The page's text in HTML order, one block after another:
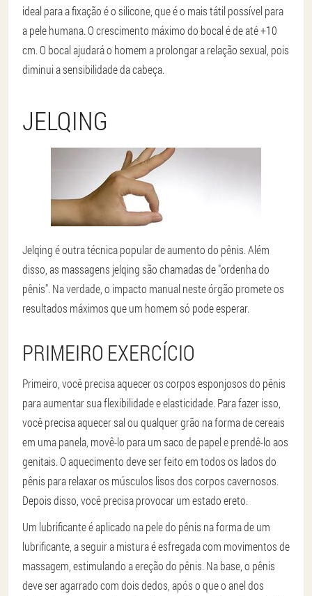
ideal para a fixação é o silicone, que é o mais tátil possível para
a pele humana. O crescimento máximo do bocal é de até +10
cm. O bocal ajudará o homem a prolongar a relação sexual, pois
diminui a sensibilidade da cabeça.
JELQING
Jelqing é outra técnica popular de aumento do pênis. Além
disso, as massagens jelqing são chamadas de "ordenha do
pênis". Na verdade, o impacto manual neste órgão promete os
resultados máximos que um homem só pode esperar.
PRIMEIRO EXERCÍCIO
Primeiro, você precisa aquecer os corpos esponjosos do pênis
para aumentar sua flexibilidade e elasticidade. Para fazer isso,
você precisa aquecer sal ou qualquer grão na forma de cereais
em uma panela, movê-lo para um saco de papel e prendê-lo aos
genitais. O aquecimento deve ser feito em todos os lados do
pênis para relaxar os músculos lisos dos corpos cavernosos.
Depois disso, você precisa provocar um estado ereto.
Um lubrificante é aplicado na pele do pênis na forma de um
lubrificante, a seguir a mistura é esfregada com movimentos de
massagem, estimulando a ereção do pênis. Na base, o pênis
deve ser agarrado com dois dedos, após o que o anel dos